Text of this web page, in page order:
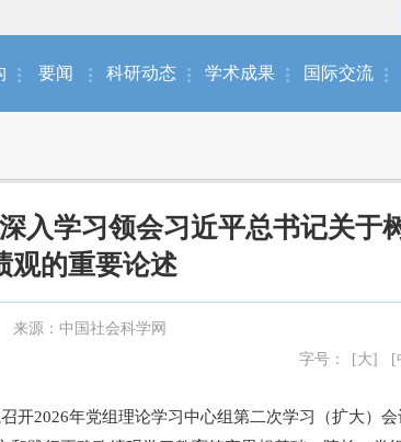
要闻 科研动态 学术成果 国际交流
入学习领会习近平总书记关于
观的重要论述
来源：中国社会科学网
字号： [大] [
开2026年党组理论学习中心组第二次学习（扩大）